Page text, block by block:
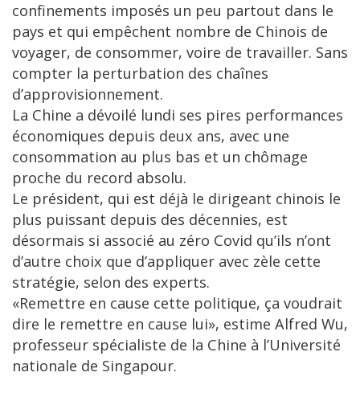
confinements imposés un peu partout dans le
pays et qui empêchent nombre de Chinois de
voyager, de consommer, voire de travailler. Sans
compter la perturbation des chaînes
d’approvisionnement.
La Chine a dévoilé lundi ses pires performances
économiques depuis deux ans, avec une
consommation au plus bas et un chômage
proche du record absolu.
Le président, qui est déjà le dirigeant chinois le
plus puissant depuis des décennies, est
désormais si associé au zéro Covid qu’ils n’ont
d’autre choix que d’appliquer avec zèle cette
stratégie, selon des experts.
«Remettre en cause cette politique, ça voudrait
dire le remettre en cause lui», estime Alfred Wu,
professeur spécialiste de la Chine à l’Université
nationale de Singapour.